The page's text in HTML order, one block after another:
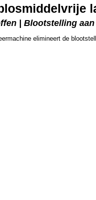
| Blootstelling
elimineert de